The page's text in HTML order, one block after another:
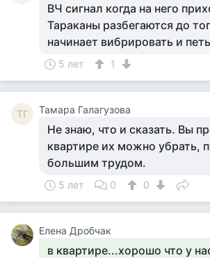
ВЧ сигнал когда на него
Тараканы разбегаются до
начинает вибрировать и
5 лет 1
ТГ Тамара Галагузова
Не знаю, что и сказать. Вы
квартире их можно убрать,
большим трудом.
5 лет 0 0
Елена Дробчак
в квартире...хорошо что у